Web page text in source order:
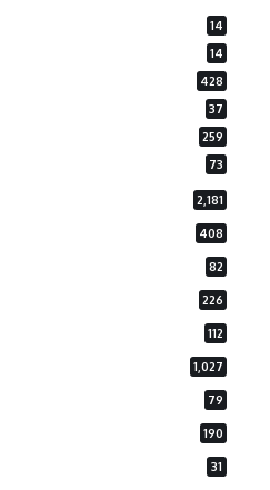
14
14
428
37
259
73
2,181
408
82
226
112
1,027
79
190
31